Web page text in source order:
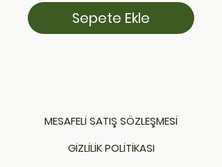
Sepete Ekle
MESAFELİ SATIŞ SÖZLEŞMESİ
GİZLİLİK POLİTİKASI